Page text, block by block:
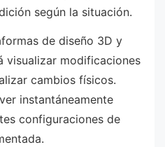
según la situación.
de diseño 3D y
visualizar modificaciones
cambios físicos.
instantáneamente
configuraciones de